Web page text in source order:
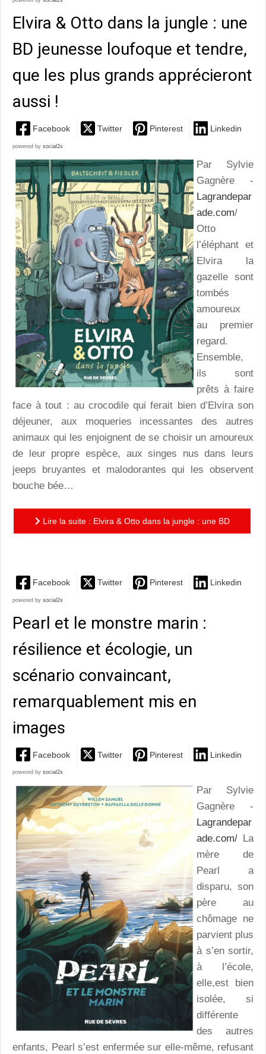
Elvira & Otto dans la jungle : une
BD jeunesse loufoque et tendre,
que les plus grands apprécieront
aussi !
Facebook Twitter Pinterest Linkedin
powered by social2s
Par Sylvie
Gagnère -
Lagrandepar
ade.com/
Otto
l’éléphant et
Elvira la
gazelle sont
tombés
amoureux
au premier
regard.
Ensemble,
ils sont
prêts à faire
face à tout : au crocodile qui ferait bien d’Elvira son
déjeuner, aux moqueries incessantes des autres
animaux qui les enjoignent de se choisir un amoureux
de leur propre espèce, aux singes nus dans leurs
jeeps bruyantes et malodorantes qui les observent
bouche bée…
Lire la suite : Elvira & Otto dans la jungle : une BD
Facebook Twitter Pinterest Linkedin
powered by social2s
Pearl et le monstre marin :
résilience et écologie, un
scénario convaincant,
remarquablement mis en
images
Facebook Twitter Pinterest Linkedin
powered by social2s
Par Sylvie
Gagnère -
Lagrandepar
ade.com/ La
mère de
Pearl a
disparu, son
père au
chômage ne
parvient plus
à s’en sortir,
à l’école,
elle,est bien
isolée, si
différente
des autres
enfants, Pearl s’est enfermée sur elle-même, refusant